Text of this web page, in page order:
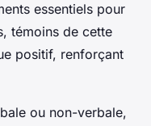
essentiels pour
témoins de cette
positif, renforçant
ou non-verbale,